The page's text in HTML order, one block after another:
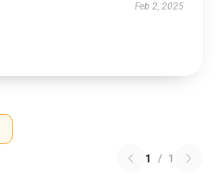
Feb 2, 2025
1 / 1